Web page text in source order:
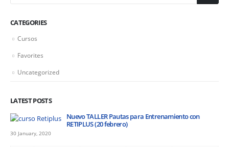
CATEGORIES
Cursos
Favorites
Uncategorized
LATEST POSTS
Nuevo TALLER Pautas para Entrenamiento con
RETIPLUS (20 febrero)
30 January, 2020